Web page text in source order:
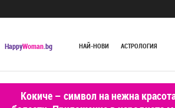
HappyWoman.bg НАЙ-НОВИ АСТРОЛОГИЯ
Кокиче – символ на нежна